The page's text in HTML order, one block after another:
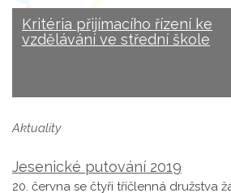
Kritéria přijímacího řízení ke
vzdělávání ve střední škole
Aktuality
Jesenické putování 2019
20. června se čtyři tříčlenná družstva